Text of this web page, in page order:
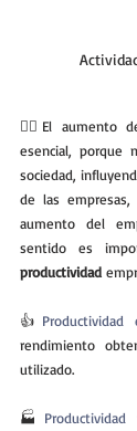
💁‍♀️El aumento
esencial, porque
sociedad,
de las
aumento del
sentido es
productividad
👍
rendimiento
utilizado.
🏭